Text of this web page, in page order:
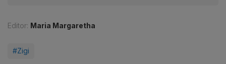
Editor: Maria Margaretha
#Zigi